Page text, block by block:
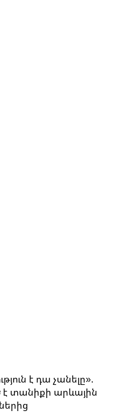
է դա չանելը».
տանիքի արևային